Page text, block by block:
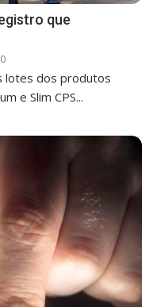
que
0
lotes dos produtos
e Slim CPS...